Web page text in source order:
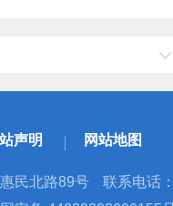
声明 网站地图
民北路89号 联系电话